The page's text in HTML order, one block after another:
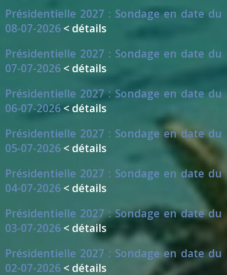
Présidentielle 2027 : Sondage en date du
08-07-2026 < détails
Présidentielle 2027 : Sondage en date du
07-07-2026 < détails
Présidentielle 2027 : Sondage en date du
06-07-2026 < détails
Présidentielle 2027 : Sondage en date du
05-07-2026 < détails
Présidentielle 2027 : Sondage en date du
04-07-2026 < détails
Présidentielle 2027 : Sondage en date du
03-07-2026 < détails
Présidentielle 2027 : Sondage en date du
02-07-2026 < détails